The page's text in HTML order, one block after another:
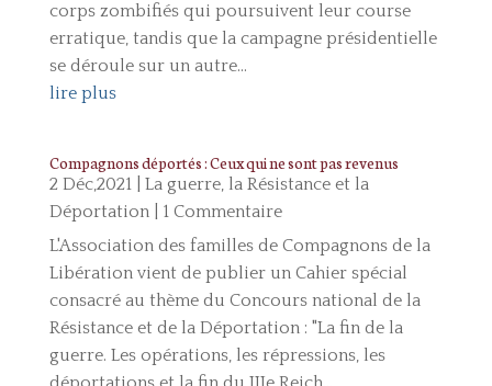
corps zombifiés qui poursuivent leur course
erratique, tandis que la campagne présidentielle
se déroule sur un autre...
lire plus
Compagnons déportés : Ceux qui ne sont pas revenus
2 Déc,2021| La guerre, la Résistance et la
Déportation| 1 Commentaire
L'Association des familles de Compagnons de la
Libération vient de publier un Cahier spécial
consacré au thème du Concours national de la
Résistance et de la Déportation : "La fin de la
guerre. Les opérations, les répressions, les